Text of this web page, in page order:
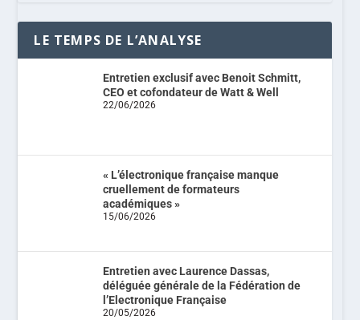
LE TEMPS DE L’ANALYSE
Entretien exclusif avec Benoit Schmitt,
CEO et cofondateur de Watt & Well
22/06/2026
« L’électronique française manque
cruellement de formateurs
académiques »
15/06/2026
Entretien avec Laurence Dassas,
déléguée générale de la Fédération de
l’Electronique Française
20/05/2026